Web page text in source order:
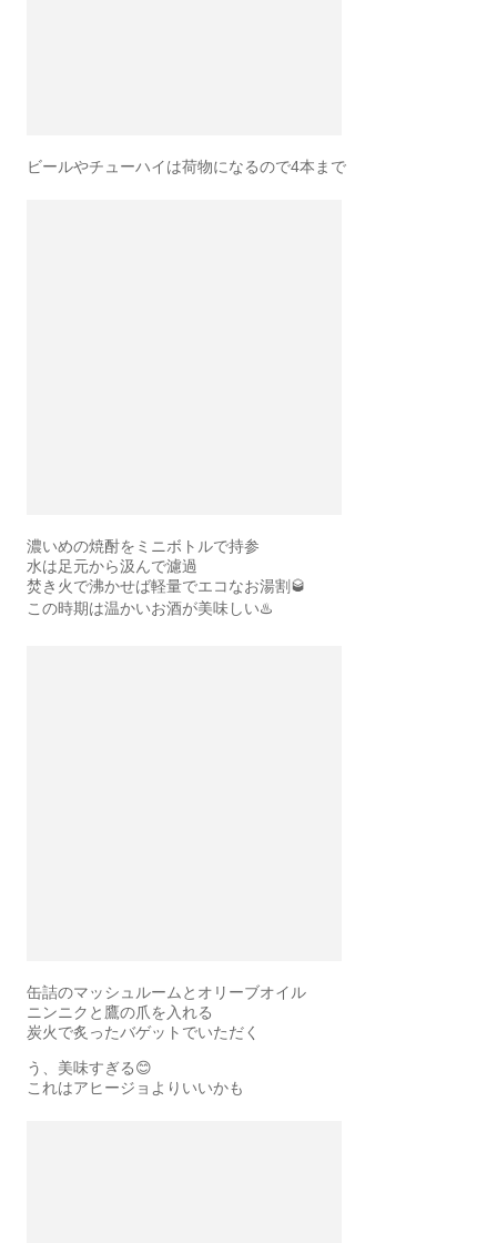
ビールやチューハイは荷物になるので4本まで
濃いめの焼酎をミニボトルで持参
水は足元から汲んで濾過
焚き火で沸かせば軽量でエコなお湯割🥃
この時期は温かいお酒が美味しい♨️
缶詰のマッシュルームとオリーブオイル
ニンニクと鷹の爪を入れる
炭火で炙ったバゲットでいただく
う、美味すぎる😊
これはアヒージョよりいいかも